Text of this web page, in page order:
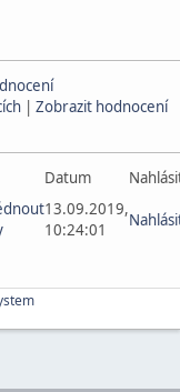
| Zobrazit hodnocení
Datum
13.09.2019,
10:24:01